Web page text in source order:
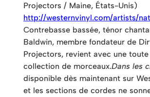
Projectors / Maine, États-Unis)
http://westernvinyl.com/artists/
Contrebasse bassée, ténor
Baldwin, membre fondateur de
Projectors, revient avec une
collection de morceaux.Dans les
disponible dès maintenant sur
et les sections de cordes ne